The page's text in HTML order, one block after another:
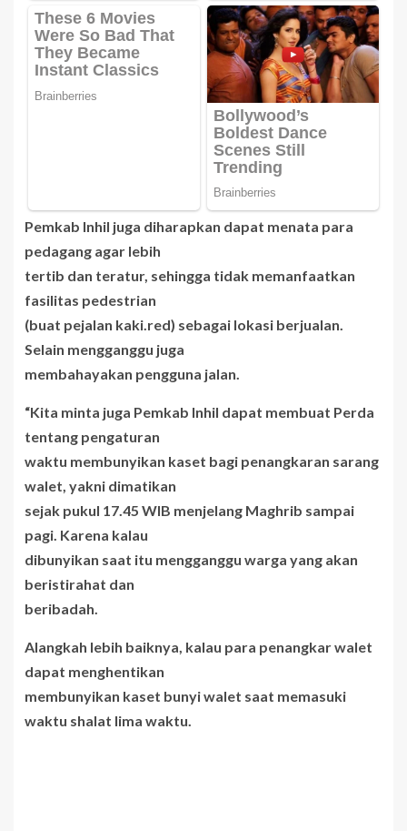
Pemkab Inhil juga diharapkan dapat menata para
pedagang agar lebih
tertib dan teratur, sehingga tidak memanfaatkan
fasilitas pedestrian
(buat pejalan kaki.red) sebagai lokasi berjualan.
Selain mengganggu juga
membahayakan pengguna jalan.
“Kita minta juga Pemkab Inhil dapat membuat Perda
tentang pengaturan
waktu membunyikan kaset bagi penangkaran sarang
walet, yakni dimatikan
sejak pukul 17.45 WIB menjelang Maghrib sampai
pagi. Karena kalau
dibunyikan saat itu mengganggu warga yang akan
beristirahat dan
beribadah.
Alangkah lebih baiknya, kalau para penangkar walet
dapat menghentikan
membunyikan kaset bunyi walet saat memasuki
waktu shalat lima waktu.